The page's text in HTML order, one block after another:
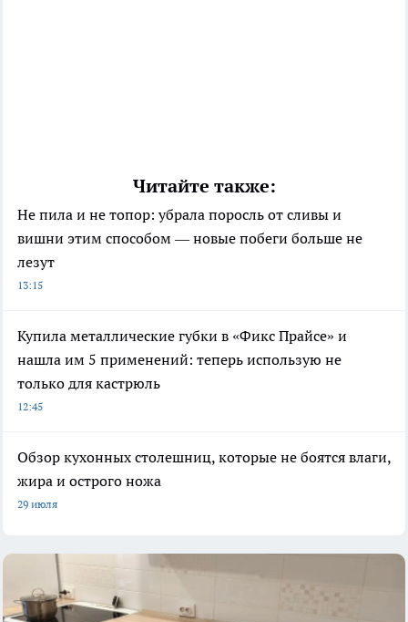
Читайте также:
Не пила и не топор: убрала поросль от сливы и
вишни этим способом — новые побеги больше не
лезут
13:15
Купила металлические губки в «Фикс Прайсе» и
нашла им 5 применений: теперь использую не
только для кастрюль
12:45
Обзор кухонных столешниц, которые не боятся влаги,
жира и острого ножа
29 июля